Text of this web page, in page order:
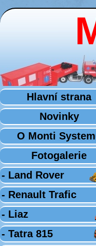
Hlavní strana
Novinky
O Monti
Fotogalerie
- Land Rover
- Renault Trafic
- Liaz
- Tatra 815